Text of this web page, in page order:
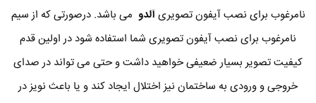
نامرغوب برای نصب آیفون تصویریآلدو می باشد. درصورتی که از سیم
نامرغوب برای نصب آیفون تصویری شما استفاده شود در اولین قدم
کیفیت تصویر بسیار ضعیفی خواهید داشت و حتی می تواند در صدای
خروجی و ورودی به ساختمان نیز اختلال ایجاد کند و یا باعث نویز در